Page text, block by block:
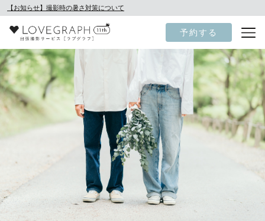
【お知らせ】撮影時の暑さ対策について
予約する